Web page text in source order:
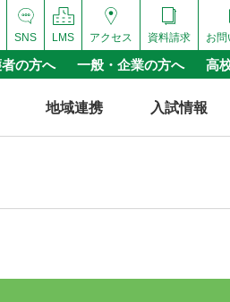
お
資料請求
アクセス
LMS
SNS
の方へ 一般・企業の方へ 高
地域連携 入試情報